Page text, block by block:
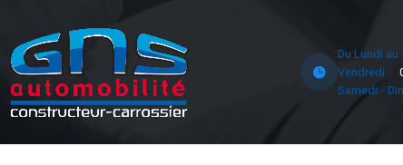
Du Lundi au
Vendredi :
Samedi -